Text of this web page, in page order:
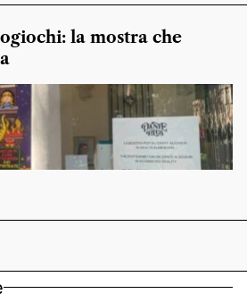
la mostra che